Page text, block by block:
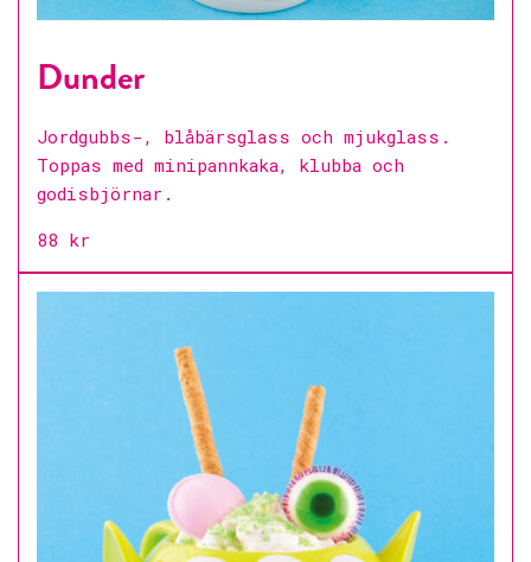
Dunder
Jordgubbs-, blåbärsglass och mjukglass.
Toppas med minipannkaka, klubba och
godisbjörnar.
88 kr